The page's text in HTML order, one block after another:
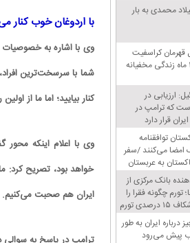
با اردوغان خوب کنار
وی با اشاره به خصوصیات
شما با سرسخت‌ترین
کنار بیایید؛ اما ما از
وی با اعلام اینکه
خواهد بود، تصریح کرد:
ایران هم صحبت می‌کنیم.
محمدی به بار
قهرمان کراسفیت
اسرائیل: ارزیابی در
که ترامپ در
قرار دارد
توافقنامه
امضا می‌کنند /سفر
به عربستان
بانک مرکزی از
تورم چگونه فقرا را
فقیرتر کرد؟/ شکاف ۱۵ درصدی تورم
درباره ایران به طور
پیش می‌رود